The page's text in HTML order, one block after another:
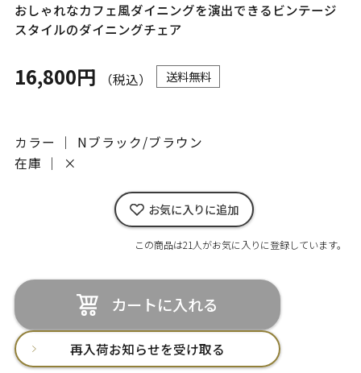
おしゃれなカフェ風ダイニングを演出できるビンテージ
スタイルのダイニングチェア
16,800円 （税込） 送料無料
カラー ｜ Nブラック/ブラウン
在庫 ｜
×
お気に入りに追加
この商品は21人がお気に入りに登録しています。
カートに入れる
再入荷お知らせを受け取る